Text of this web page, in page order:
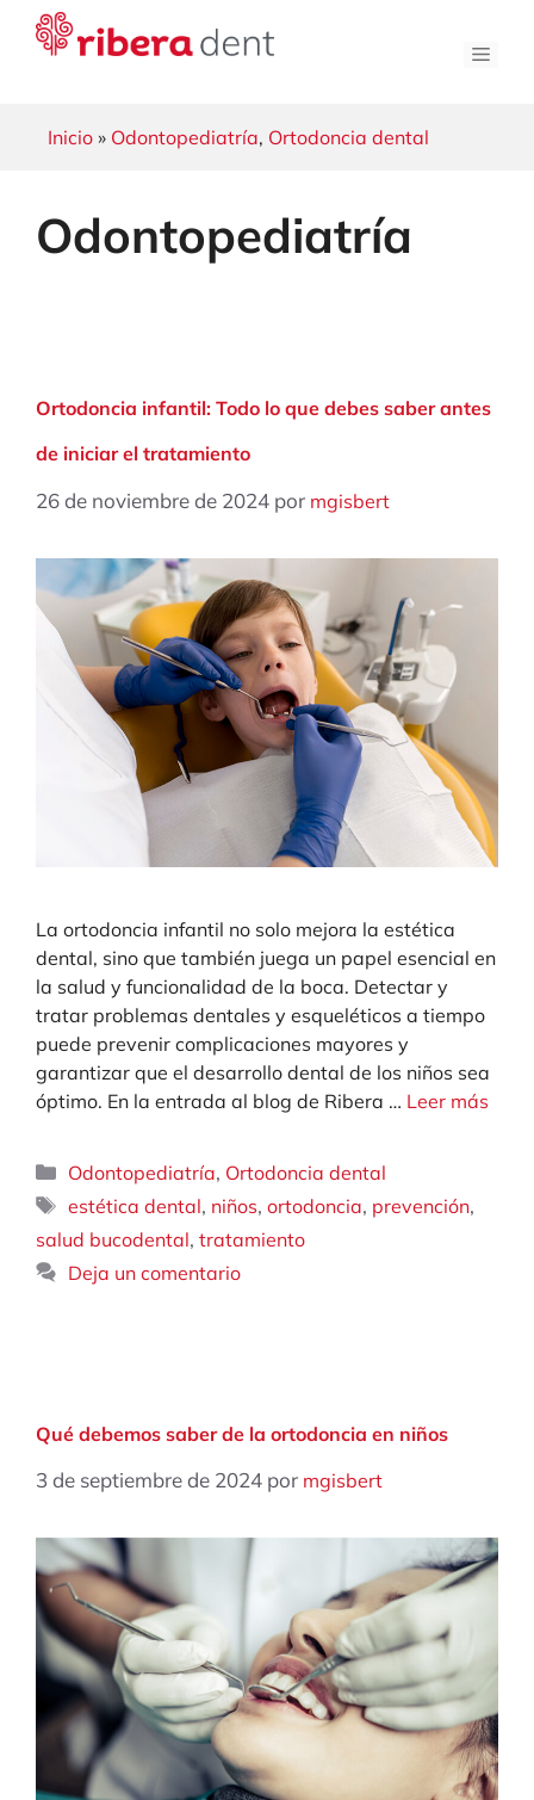
Saltar
Inicio » Odontopediatría, Ortodoncia dental
Odontopediatría
Ortodoncia infantil: Todo lo que debes saber antes
de iniciar el tratamiento
26 de noviembre de 2024 por mgisbert
La ortodoncia infantil no solo mejora la estética
dental, sino que también juega un papel esencial en
la salud y funcionalidad de la boca. Detectar y
tratar problemas dentales y esqueléticos a tiempo
puede prevenir complicaciones mayores y
garantizar que el desarrollo dental de los niños sea
óptimo. En la entrada al blog de Ribera … Leer más
Categorías
Odontopediatría, Ortodoncia dental
Etiquetas
estética dental, niños,ortodoncia, prevención,
salud bucodental, tratamiento
Deja un comentario
Qué debemos saber de la ortodoncia en niños
3 de septiembre de 2024 por mgisbert